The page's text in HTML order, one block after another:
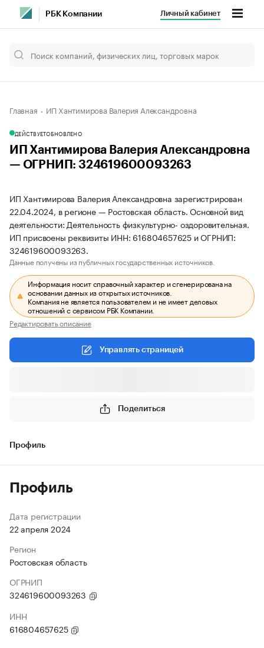
РБК Компании Личный кабинет
Главная ИП Хантимирова Валерия Александровна
ДЕЙСТВУЕТОБНОВЛЕНО
ИП Хантимирова Валерия Александровна
— ОГРНИП: 324619600093263
ИП Хантимирова Валерия Александровна зарегистрирован
22.04.2024, в регионе — Ростовская область. Основной вид
деятельности: Деятельность физкультурно- оздоровительная.
ИП присвоены реквизиты ИНН: 616804657625 и ОГРНИП:
324619600093263.
Данные получены из публичных государственных источников.
Информация носит справочный характер и сгенерирована на
основании данных из открытых источников.
Компания не является пользователем и не имеет деловых
отношений с сервисом РБК Компании.
Редактировать описание
Управлять страницей
Поделиться
Профиль
Профиль
Дата регистрации
22 апреля 2024
Регион
Ростовская область
ОГРНИП
324619600093263
ИНН
616804657625